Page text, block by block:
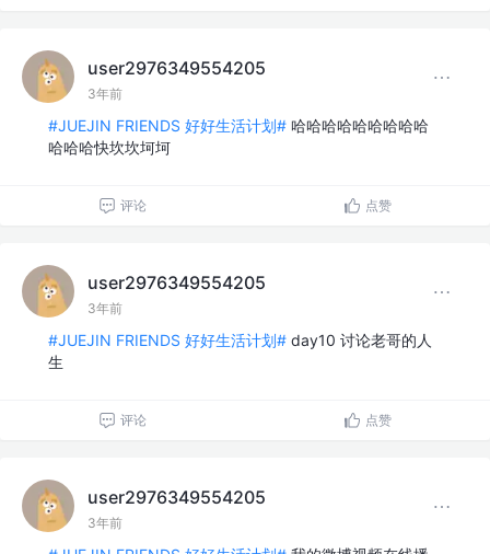
user2976349554205
3年前
#JUEJIN FRIENDS 好好生活计划# 哈哈哈哈哈哈哈哈哈
哈哈哈快坎坎坷坷
评论 点赞
user2976349554205
3年前
#JUEJIN FRIENDS 好好生活计划# day10 讨论老哥的人
生
评论 点赞
user2976349554205
3年前